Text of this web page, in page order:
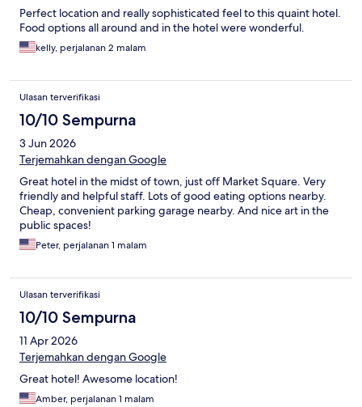
Perfect location and really sophisticated feel to this quaint hotel.
Food options all around and in the hotel were wonderful.
kelly, perjalanan 2 malam
Ulasan terverifikasi
10/10 Sempurna
3 Jun 2026
Terjemahkan dengan Google
Great hotel in the midst of town, just off Market Square. Very
friendly and helpful staff. Lots of good eating options nearby.
Cheap, convenient parking garage nearby. And nice art in the
public spaces!
Peter, perjalanan 1 malam
Ulasan terverifikasi
10/10 Sempurna
11 Apr 2026
Terjemahkan dengan Google
Great hotel! Awesome location!
Amber, perjalanan 1 malam